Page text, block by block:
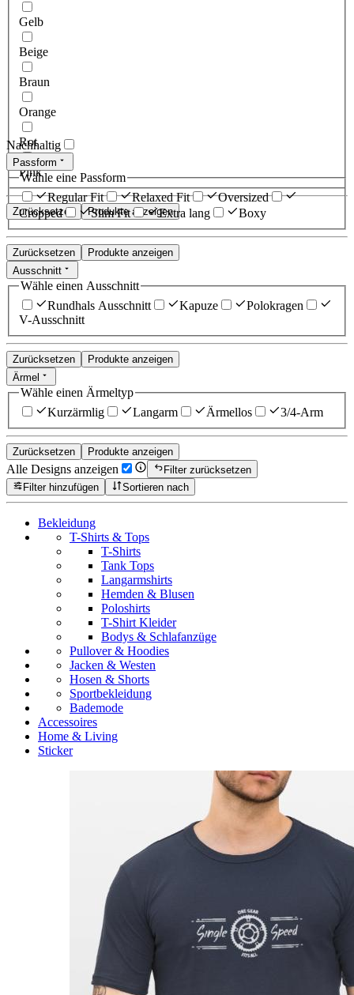
Gelb
Beige
Braun
Orange
Rot
Pink
Zurücksetzen Produkte anzeigen
Nachhaltig
Passform
Wähle eine Passform
Regular Fit
Relaxed Fit
Oversized
Cropped
Slim Fit Extra lang Boxy
Zurücksetzen
Produkte anzeigen
Ausschnitt
Wähle einen Ausschnitt
Rundhals Ausschnitt
Kapuze
Polokragen
V-Ausschnitt
Zurücksetzen
Produkte anzeigen
Ärmel
Wähle einen Ärmeltyp
Kurzärmlig
Langarm Ärmellos 3/4-Arm
Zurücksetzen Produkte anzeigen
Alle Designs anzeigen
Filter zurücksetzen
Filter hinzufügen
Sortieren nach
Bekleidung
T-Shirts & Tops
T-Shirts
Tank Tops
Langarmshirts
Hemden & Blusen
Poloshirts
T-Shirt Kleider
Bodys & Schlafanzüge
Pullover & Hoodies
Jacken & Westen
Hosen & Shorts
Sportbekleidung
Bademode
Accessoires
Home & Living
Sticker